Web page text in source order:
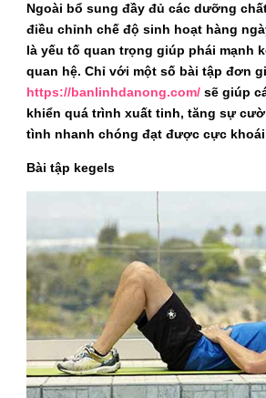
Ngoài bổ sung đầy đủ các dưỡng
điều chỉnh chế độ sinh hoạt hàng
là yếu tố quan trọng giúp phái mạnh
quan hệ. Chỉ với một số bài tập đơn
https://banlinhdanong.com/ sẽ giúp
khiển quá trình xuất tinh, tăng sự
tình nhanh chóng đạt được cực
Bài tập kegels